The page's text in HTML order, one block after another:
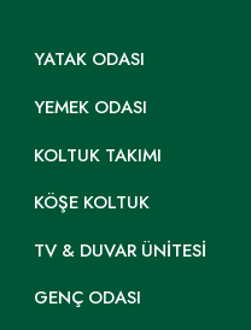
YATAK ODASI
YEMEK ODASI
KOLTUK TAKIMI
KÖŞE KOLTUK
TV & DUVAR ÜNITESI
GENÇ ODASI